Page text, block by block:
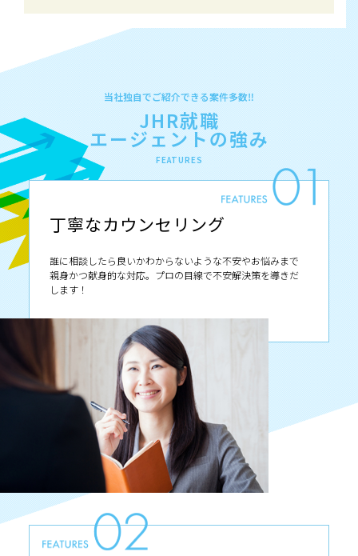
当社独自でご紹介できる案件多数‼︎
JHR就職
エージェントの強み
FEATURES
丁寧なカウンセリング
誰に相談したら良いかわからないような不安やお悩みまで
親身かつ献身的な対応。プロの目線で不安解決策を導きだ
します！